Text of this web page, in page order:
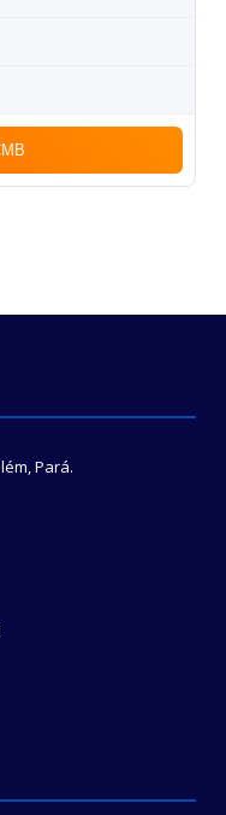
Pará.